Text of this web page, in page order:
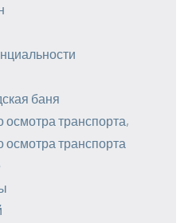
баня
осмотра транспорта,
осмотра транспорта